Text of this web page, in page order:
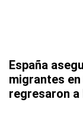
España
migrantes en
regresaron